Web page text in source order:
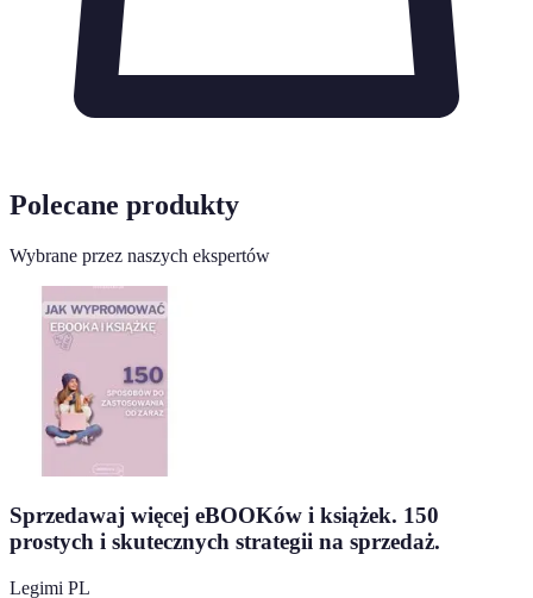
Polecane produkty
Wybrane przez naszych ekspertów
Sprzedawaj więcej eBOOKów i książek. 150
prostych i skutecznych strategii na sprzedaż.
Legimi PL